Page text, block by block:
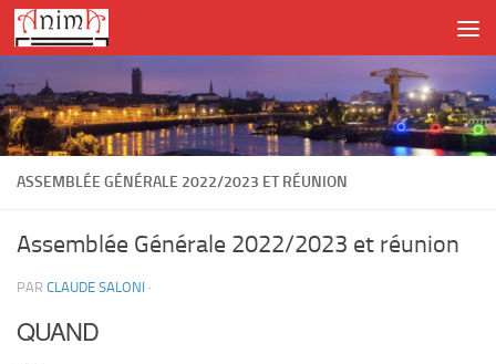
Skip to content
ASSEMBLÉE GÉNÉRALE 2022/2023 ET RÉUNION
Assemblée Générale 2022/2023 et réunion
PAR CLAUDE SALONI ·
QUAND